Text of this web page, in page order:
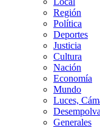
Región
Política
Deportes
Justicia
Cultura
Nación
Economía
Mundo
Luces,
Generales